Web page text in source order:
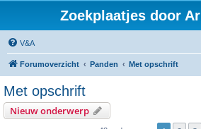
Zoekplaatjes door
V&A
Forumoverzicht Panden Met opschrift
Met opschrift
Nieuw onderwerp